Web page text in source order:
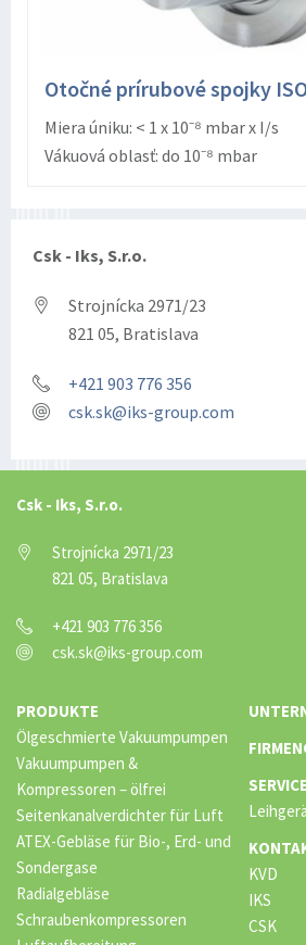
Otočné prírubové spojky
Miera úniku: < 1 x 10⁻⁸ mbar x I/s
Vákuová oblasť: do 10⁻⁸ mbar
Csk - Iks, S.r.o.
Strojnícka 2971/23
821 05, Bratislava
+421 903 776 356
csk.sk@iks-group.com
Csk - Iks, S.r.o.
Strojnícka 2971/23
821 05, Bratislava
+421 903 776 356
csk.sk@iks-group.com
PRODUKTE
Ölgeschmierte Vakuumpumpen
Vakuumpumpen &
Kompressoren – ölfrei
Seitenkanalverdichter für Luft
ATEX-Gebläse für Bio-, Erd- und
Sondergase
Radialgebläse
Schraubenkompressoren
SERVICE
KVD
IKS
CSK